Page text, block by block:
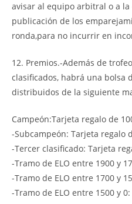
avisar al equipo arbitral o a
publicación de los
ronda,para no incurrir en
12. Premios.-Además de
clasificados, habrá una bolsa
distribuidos de la siguiente
Campeón:Tarjeta regalo de
-Subcampeón: Tarjeta regalo
-Tercer clasificado: Tarjeta
-Tramo de ELO entre 1900 y
-Tramo de ELO entre 1700 y
-Tramo de ELO entre 1500 y